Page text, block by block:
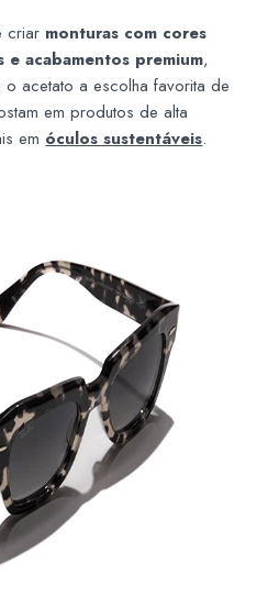
criar monturas com cores
acabamentos premium,
acetato a escolha favorita de
em produtos de alta
em óculos sustentáveis.